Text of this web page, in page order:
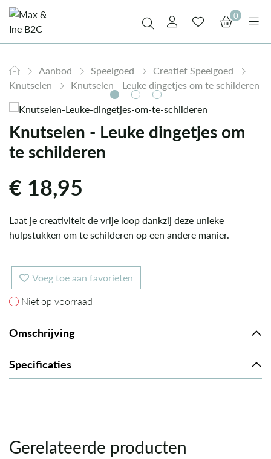
0
Aanbod Speelgoed
Creatief Speelgoed
Knutselen
Knutselen - Leuke dingetjes om te schilderen
Knutselen - Leuke dingetjes om
te schilderen
€ 18,95
Laat je creativiteit de vrije loop dankzij deze unieke
hulpstukken om te schilderen op een andere manier.
Voeg toe aan favorieten
Niet op voorraad
Niet op voorraad
Omschrijving
Specificaties
Gerelateerde producten